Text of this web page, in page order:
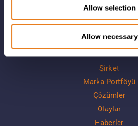
Allow selection
Allow necessary
LİNKLER
Şirket
Marka Portföyü
Çözümler
Olaylar
Haberler